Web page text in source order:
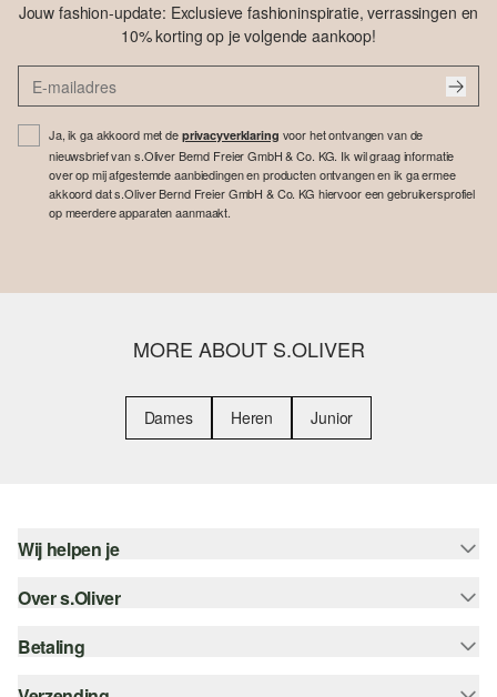
Jouw fashion-update: Exclusieve fashioninspiratie, verrassingen en
10% korting op je volgende aankoop!
Ja, ik ga akkoord met de privacyverklaring voor het ontvangen van de
nieuwsbrief van s.Oliver Bernd Freier GmbH & Co. KG. Ik wil graag informatie
over op mij afgestemde aanbiedingen en producten ontvangen en ik ga ermee
akkoord dat s.Oliver Bernd Freier GmbH & Co. KG hiervoor een gebruikersprofiel
op meerdere apparaten aanmaakt.
MORE ABOUT S.OLIVER
Dames Heren Junior
Wij helpen je
Help - FAQ
Maattabel
Over s.Oliver
Nieuwsbrief
s.Oliver Card
Betaling